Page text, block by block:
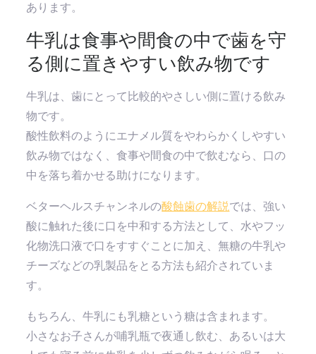
あります。
牛乳は食事や間食の中で歯を守
る側に置きやすい飲み物です
牛乳は、歯にとって比較的やさしい側に置ける飲み
物です。
酸性飲料のようにエナメル質をやわらかくしやすい
飲み物ではなく、食事や間食の中で飲むなら、口の
中を落ち着かせる助けになります。
ベターヘルスチャンネルの酸蝕歯の解説では、強い
酸に触れた後に口を中和する方法として、水やフッ
化物洗口液で口をすすぐことに加え、無糖の牛乳や
チーズなどの乳製品をとる方法も紹介されていま
す。
もちろん、牛乳にも乳糖という糖は含まれます。
小さなお子さんが哺乳瓶で夜通し飲む、あるいは大